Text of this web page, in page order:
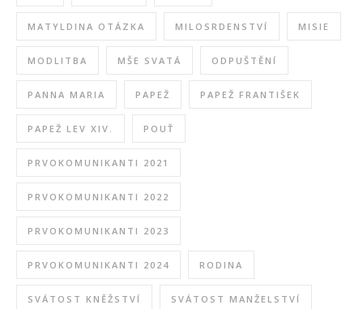
MATYLDINA OTÁZKA MILOSRDENSTVÍ MISIE
MODLITBA MŠE SVATÁ ODPUŠTĚNÍ
PANNA MARIA PAPEŽ PAPEŽ FRANTIŠEK
PAPEŽ LEV XIV. POUŤ
PRVOKOMUNIKANTI 2021
PRVOKOMUNIKANTI 2022
PRVOKOMUNIKANTI 2023
PRVOKOMUNIKANTI 2024 RODINA
SVÁTOST KNĚŽSTVÍ SVÁTOST MANŽELSTVÍ